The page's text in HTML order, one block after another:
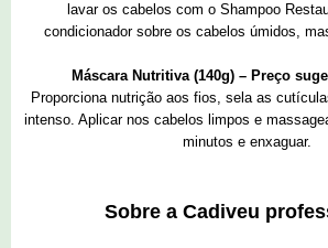
lavar os cabelos com o Shampoo
condicionador sobre os cabelos úmidos,
Máscara Nutritiva (140g) – Preço
Proporciona nutrição aos fios, sela as
intenso. Aplicar nos cabelos limpos e
minutos e enxaguar.
Sobre a Cadiveu